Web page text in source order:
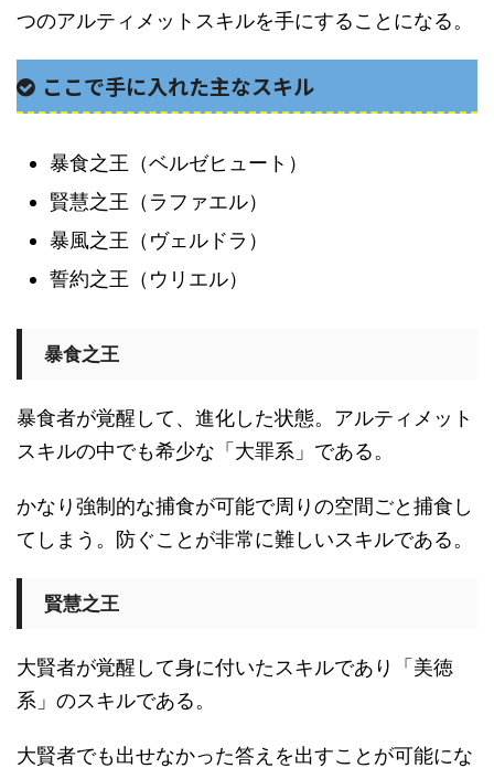
つのアルティメットスキルを手にすることになる。
ここで手に入れた主なスキル
暴食之王（ベルゼヒュート）
賢慧之王（ラファエル）
暴風之王（ヴェルドラ）
誓約之王（ウリエル）
暴食之王
暴食者が覚醒して、進化した状態。アルティメット
スキルの中でも希少な「大罪系」である。
かなり強制的な捕食が可能で周りの空間ごと捕食し
てしまう。防ぐことが非常に難しいスキルである。
賢慧之王
大賢者が覚醒して身に付いたスキルであり「美徳
系」のスキルである。
大賢者でも出せなかった答えを出すことが可能にな